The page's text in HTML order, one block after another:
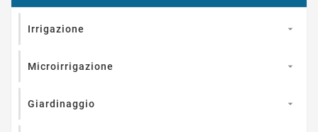
Irrigazione 
Microirrigazione 
Giardinaggio 